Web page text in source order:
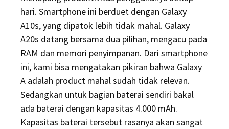
hari. Smartphone ini berduet dengan Galaxy
A10s, yang dipatok lebih tidak mahal. Galaxy
A20s datang bersama dua pilihan, mengacu pada
RAM dan memori penyimpanan. Dari smartphone
ini, kami bisa mengatakan pikiran bahwa Galaxy
A adalah product mahal sudah tidak relevan.
Sedangkan untuk bagian baterai sendiri bakal
ada baterai dengan kapasitas 4.000 mAh.
Kapasitas baterai tersebut rasanya akan sangat